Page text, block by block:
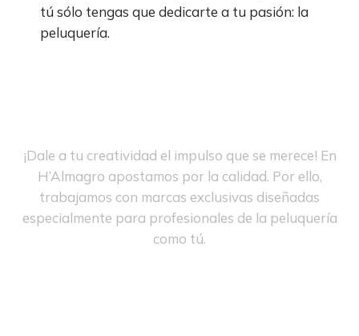
tú sólo tengas que dedicarte a tu pasión: la
peluquería.
¡Dale a tu creatividad el impulso que se merece! En
H’Almagro apostamos por la calidad. Por ello,
trabajamos con marcas exclusivas diseñadas
especialmente para profesionales de la peluquería
como tú.